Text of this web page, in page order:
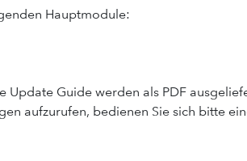
Hauptmodule:
Update Guide werden als PDF
aufzurufen, bedienen Sie sich bitte